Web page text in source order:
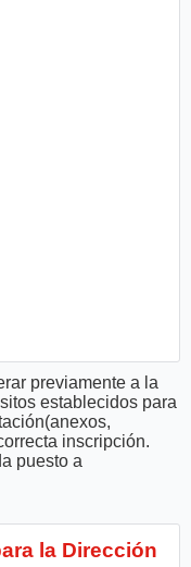
previamente a la
establecidos para
inscripción.
puesto a
la Dirección